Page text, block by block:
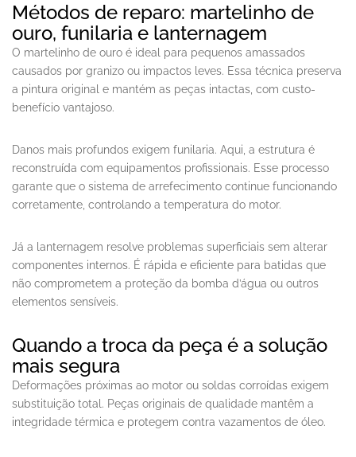
Métodos de reparo: martelinho de
ouro, funilaria e lanternagem
O martelinho de ouro é ideal para pequenos amassados
causados por granizo ou impactos leves. Essa técnica preserva
a pintura original e mantém as peças intactas, com custo-
benefício vantajoso.
Danos mais profundos exigem funilaria. Aqui, a estrutura é
reconstruída com equipamentos profissionais. Esse processo
garante que o sistema de arrefecimento continue funcionando
corretamente, controlando a temperatura do motor.
Já a lanternagem resolve problemas superficiais sem alterar
componentes internos. É rápida e eficiente para batidas que
não comprometem a proteção da bomba d’água ou outros
elementos sensíveis.
Quando a troca da peça é a solução
mais segura
Deformações próximas ao motor ou soldas corroídas exigem
substituição total. Peças originais de qualidade mantêm a
integridade térmica e protegem contra vazamentos de óleo.